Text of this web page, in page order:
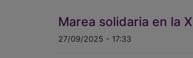
Más de 2.000 personas han
Guadalajara , una cita ya